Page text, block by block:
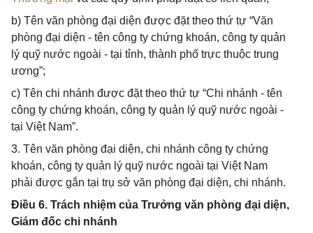
b) Tên văn phòng đại diện được đặt theo thứ tự “Văn
phòng đại diện - tên công ty chứng khoán, công ty quản
lý quỹ nước ngoài - tại tỉnh, thành phố trực thuộc trung
ương”;
c) Tên chi nhánh được đặt theo thứ tự “Chi nhánh - tên
công ty chứng khoán, công ty quản lý quỹ nước ngoài -
tại Việt Nam”.
3. Tên văn phòng đại diện, chi nhánh công ty chứng
khoán, công ty quản lý quỹ nước ngoài tại Việt Nam
phải được gắn tại trụ sở văn phòng đại diện, chi nhánh.
Điều 6. Trách nhiệm của Trưởng văn phòng đại diện,
Giám đốc chi nhánh